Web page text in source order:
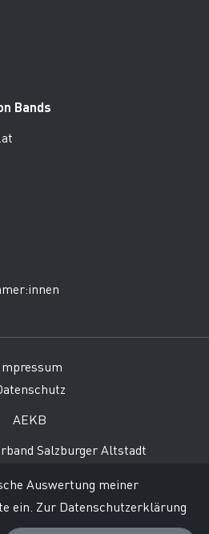
Bands
AEKB
Salzburger Altstadt
Auswertung meiner
ein. Zur Datenschutzerklärung